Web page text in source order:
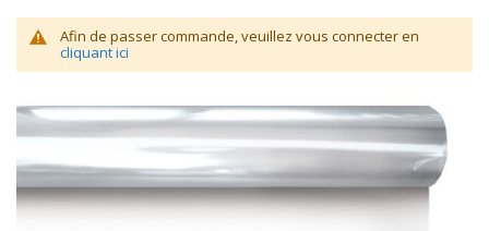
Afin de passer commande, veuillez vous connecter en
cliquant ici
to
end
of